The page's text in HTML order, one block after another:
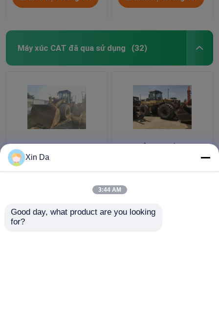
Máy xúc CAT đã qua sử dụng (32)
Front Cat 966 Wheel
Loader Màu gốc 10.5L
Displacement Tình
Nhật bản ban đầu được
Xin Da
3:44 AM
Good day, what product are you looking
for?